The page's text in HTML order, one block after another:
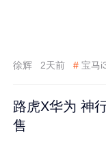
徐辉 2天前 # 宝马
路虎X华为 神
售